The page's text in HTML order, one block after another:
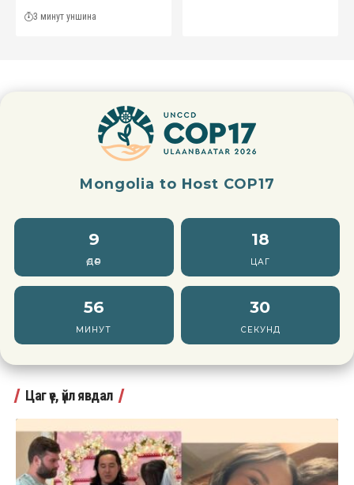
3 минут уншина
Mongolia to Host COP17
9
ӨДӨР
18
ЦАГ
56
МИНУТ
29
СЕКУНД
Цаг үе, үйл явдал